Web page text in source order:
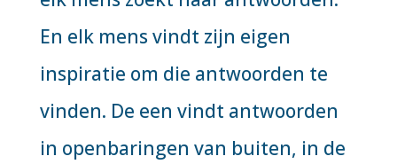
En elk mens vindt zijn eigen
inspiratie om die antwoorden te
vinden. De een vindt antwoorden
in openbaringen van buiten, in de